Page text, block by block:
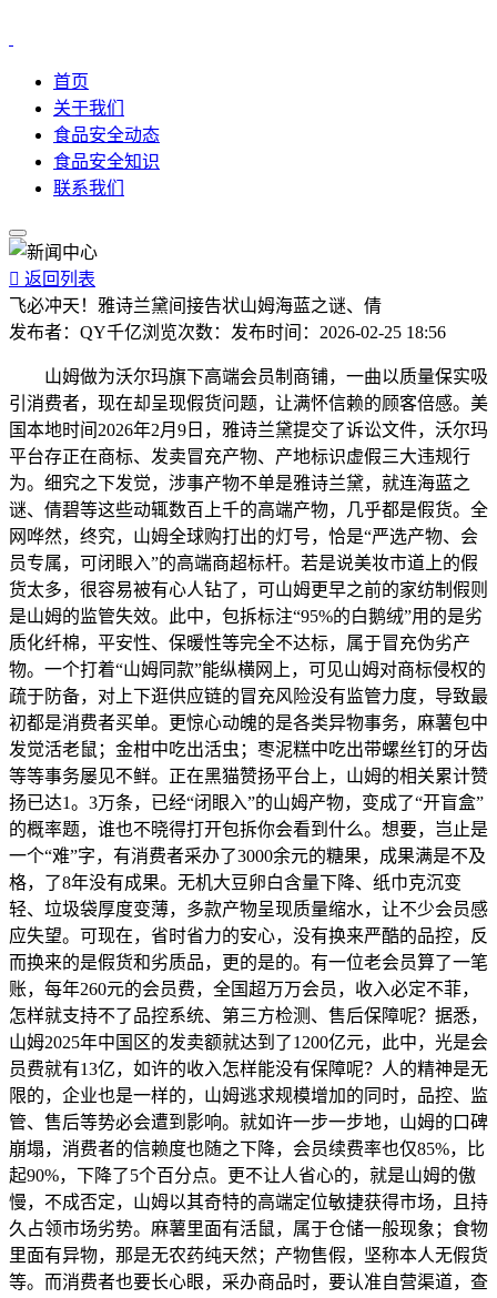
首页
关于我们
食品安全动态
食品安全知识
联系我们
 返回列表
飞必冲天！雅诗兰黛间接告状山姆海蓝之谜、倩
发布者： QY千亿浏览次数： 发布时间： 2026-02-25 18:56
山姆做为沃尔玛旗下高端会员制商铺，一曲以质量保实吸
引消费者，现在却呈现假货问题，让满怀信赖的顾客倍感。美
国本地时间2026年2月9日，雅诗兰黛提交了诉讼文件，沃尔玛
平台存正在商标、发卖冒充产物、产地标识虚假三大违规行
为。细究之下发觉，涉事产物不单是雅诗兰黛，就连海蓝之
谜、倩碧等这些动辄数百上千的高端产物，几乎都是假货。全
网哗然，终究，山姆全球购打出的灯号，恰是“严选产物、会
员专属，可闭眼入”的高端商超标杆。若是说美妆市道上的假
货太多，很容易被有心人钻了，可山姆更早之前的家纺制假则
是山姆的监管失效。此中，包拆标注“95%的白鹅绒”用的是劣
质化纤棉，平安性、保暖性等完全不达标，属于冒充伪劣产
物。一个打着“山姆同款”能纵横网上，可见山姆对商标侵权的
疏于防备，对上下逛供应链的冒充风险没有监管力度，导致最
初都是消费者买单。更惊心动魄的是各类异物事务，麻薯包中
发觉活老鼠；金柑中吃出活虫；枣泥糕中吃出带螺丝钉的牙齿
等等事务屡见不鲜。正在黑猫赞扬平台上，山姆的相关累计赞
扬已达1。3万条，已经“闭眼入”的山姆产物，变成了“开盲盒”
的概率题，谁也不晓得打开包拆你会看到什么。想要，岂止是
一个“难”字，有消费者采办了3000余元的糖果，成果满是不及
格，了8年没有成果。无机大豆卵白含量下降、纸巾克沉变
轻、垃圾袋厚度变薄，多款产物呈现质量缩水，让不少会员感
应失望。可现在，省时省力的安心，没有换来严酷的品控，反
而换来的是假货和劣质品，更的是的。有一位老会员算了一笔
账，每年260元的会员费，全国超万万会员，收入必定不菲，
怎样就支持不了品控系统、第三方检测、售后保障呢？据悉，
山姆2025年中国区的发卖额就达到了1200亿元，此中，光是会
员费就有13亿，如许的收入怎样能没有保障呢？人的精神是无
限的，企业也是一样的，山姆逃求规模增加的同时，品控、监
管、售后等势必会遭到影响。就如许一步一步地，山姆的口碑
崩塌，消费者的信赖度也随之下降，会员续费率也仅85%，比
起90%，下降了5个百分点。更不让人省心的，就是山姆的傲
慢，不成否定，山姆以其奇特的高端定位敏捷获得市场，且持
久占领市场劣势。麻薯里面有活鼠，属于仓储一般现象；食物
里面有异物，那是无农药纯天然；产物售假，坚称本人无假货
等。而消费者也要长心眼，采办商品时，要认准自营渠道，查